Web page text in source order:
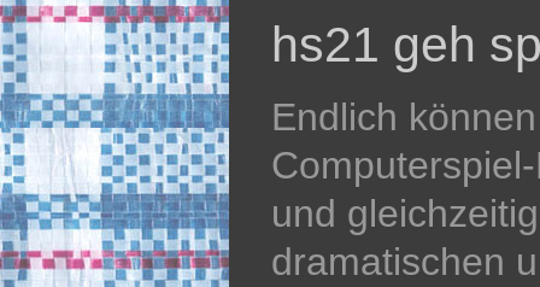
hs21 geh
Endlich
und
dramatischen